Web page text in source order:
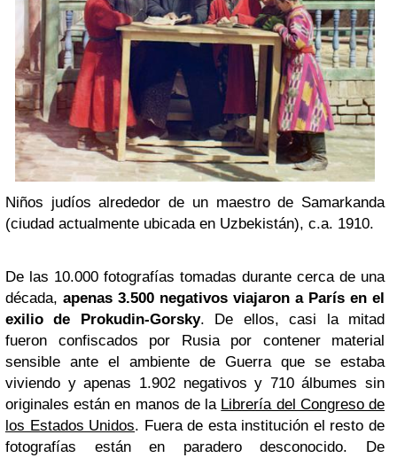
Niños judíos alrededor de un maestro de Samarkanda
(ciudad actualmente ubicada en Uzbekistán), c.a. 1910.
De las 10.000 fotografías tomadas durante cerca de una
década, apenas 3.500 negativos viajaron a París en el
exilio de Prokudin-Gorsky. De ellos, casi la mitad
fueron confiscados por Rusia por contener material
sensible ante el ambiente de Guerra que se estaba
viviendo y apenas 1.902 negativos y 710 álbumes sin
originales están en manos de la Librería del Congreso de
los Estados Unidos. Fuera de esta institución el resto de
fotografías están en paradero desconocido. De